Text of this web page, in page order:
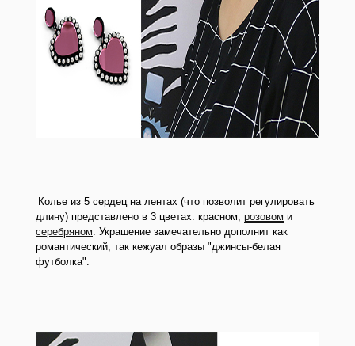
Колье из 5 сердец на лентах (что позволит регулировать
длину) представлено в 3 цветах: красном, розовом и
серебряном . Украшение замечательно дополнит как
романтический, так кежуал образы "джинсы-белая
футболка".